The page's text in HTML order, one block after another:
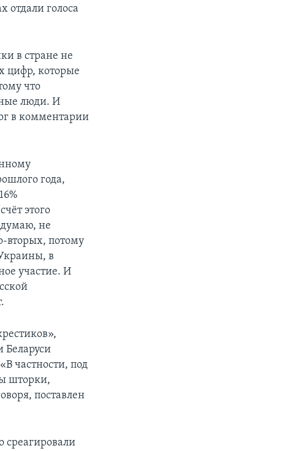
отдали голоса
в стране не
цифр, которые
что
люди. И
в комментарии
года,
этого
думаю, не
вторых, потому
в
участие. И
Беларуси
частности, под
шторки,
поставлен